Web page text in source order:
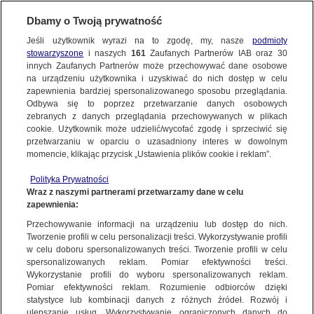
NAJNOWSZE
ZOBACZ FAKTY
FAKTY PO FAKTACH
FAKTY O ŚWIECIE
WIĘCEJ
KANAŁY
Dzień dobry!
Jedno konto do wszystkich usług
Fakty po Faktach
Wydanie z 29 marca 2025 r.
Gość: Radosław Sikorski
Koniunktura międzynarodowa jest dla Polski i Europy gorsza, niż
była dekadę temu, ale Polska jest znacznie silniejsza i mamy
sojuszników, nie jesteśmy sami - mówił w "Faktach po Faktach" w
TVN24 Radosław Sikorski. Szef MSZ podkreślił, że "bardzo wiele
od nas zależy - jak staniemy na wysokości zadania w dozbrajaniu
się, jak wzmocnimy Unię Europejską i jak zachowamy Sojusz
Północnoatlantycki, a przede wszystkim, jak pomożemy Ukrainie
odeprzeć agresję". Jak kontynuował "sposób zakończenia tej
poczuciu bezpieczeństwa". - Nie możemy być pewni, co nasz duży
sąsiad Rosja zrobi, dopóki na czele tego kraju jest Władimir Putin
- dodał. Pytany o słowa Kaczyńskiego, który mówił o "tajnych
rokowaniach" rządu z Niemcami, Sikorski odpowiedział, że "to
jest, oczywiście, wredna insynuacja, że rząd Polski nie
reprezentuje Polaków, tylko Niemców". - Kaczyński miał swego
czasu ofertę współuczestniczenia Polski w kierownictwie Unii
Podziel się
DOSTĘPNE WYDANIA
Dbamy o Twoją prywatność
Jeśli użytkownik wyrazi na to zgodę, my, nasze podmioty
stowarzyszone i naszych 161Zaufanych Partnerów IAB oraz 30
innych Zaufanych Partnerów może przechowywać dane osobowe
na urządzeniu użytkownika i uzyskiwać do nich dostęp w celu
zapewnienia bardziej spersonalizowanego sposobu przeglądania.
Odbywa się to poprzez przetwarzanie danych osobowych
zebranych z danych przeglądania przechowywanych w plikach
cookie. Użytkownik może udzielić/wycofać zgodę i sprzeciwić się
przetwarzaniu w oparciu o uzasadniony interes w dowolnym
momencie, klikając przycisk „Ustawienia plików cookie i reklam”.
Polityka Prywatności
Wraz z naszymi partnerami przetwarzamy dane w celu
zapewnienia:
Przechowywanie informacji na urządzeniu lub dostęp do nich.
Tworzenie profili w celu personalizacji treści. Wykorzystywanie profili
w celu doboru spersonalizowanych treści. Tworzenie profili w celu
spersonalizowanych reklam. Pomiar efektywności treści.
Wykorzystanie profili do wyboru spersonalizowanych reklam.
Pomiar efektywności reklam. Rozumienie odbiorców dzięki
statystyce lub kombinacji danych z różnych źródeł. Rozwój i